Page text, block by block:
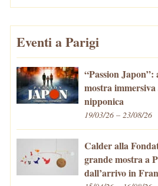
Eventi a Parigi
“Passion
mostra
nipponica
19/03/26 – 23/08/26
Calder alla
grande mostra a
dall’arrivo in